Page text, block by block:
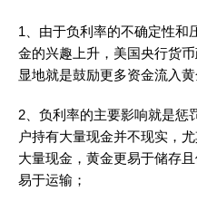
1、由于负利率的不确定性和
金的兴趣上升，美国央行货
显地就是鼓励更多资金流入
2、负利率的主要影响就是惩
户持有大量现金并不现实，
大量现金，黄金更易于储存
易于运输；